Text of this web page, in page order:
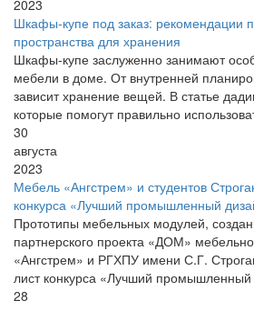
2023
Шкафы-купе под заказ: рекомендации
пространства для хранения
Шкафы-купе заслуженно занимают
мебели в доме. От внутренней
зависит хранение вещей. В статье
которые помогут правильно
30
августа
2023
Мебель «Ангстрем» и студентов
конкурса «Лучший промышленный
Прототипы мебельных модулей,
партнерского проекта «ДОМ»
«Ангстрем» и РГХПУ имени С.Г.
лист конкурса «Лучший промышленный
28